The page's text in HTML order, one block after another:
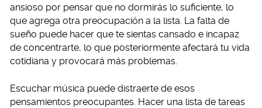
ansioso por pensar que no dormirás lo suficiente, lo
que agrega otra preocupación a la lista. La falta de
sueño puede hacer que te sientas cansado e incapaz
de concentrarte, lo que posteriormente afectará tu vida
cotidiana y provocará más problemas.
Escuchar música puede distraerte de esos
pensamientos preocupantes. Hacer una lista de tareas